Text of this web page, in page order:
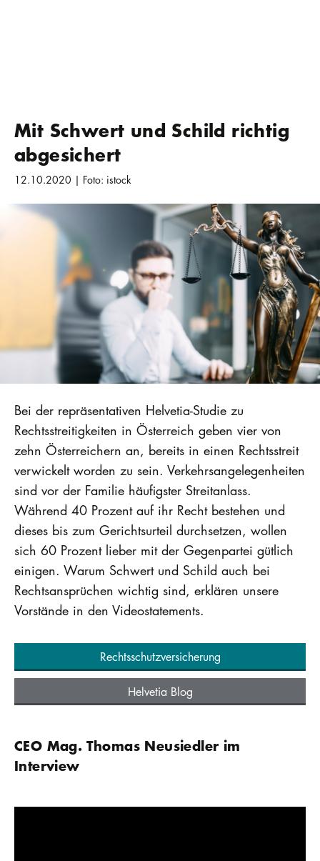
Mit Schwert und Schild richtig
abgesichert
12.10.2020 | Foto: istock
Bei der repräsentativen Helvetia-Studie zu
Rechtsstreitigkeiten in Österreich geben vier von
zehn Österreichern an, bereits in einen Rechtsstreit
verwickelt worden zu sein. Verkehrsangelegenheiten
sind vor der Familie häufigster Streitanlass.
Während 40 Prozent auf ihr Recht bestehen und
dieses bis zum Gerichtsurteil durchsetzen, wollen
sich 60 Prozent lieber mit der Gegenpartei gütlich
einigen. Warum Schwert und Schild auch bei
Rechtsansprüchen wichtig sind, erklären unsere
Vorstände in den Videostatements.
Rechtsschutzversicherung
Helvetia Blog
CEO Mag. Thomas Neusiedler im
Interview